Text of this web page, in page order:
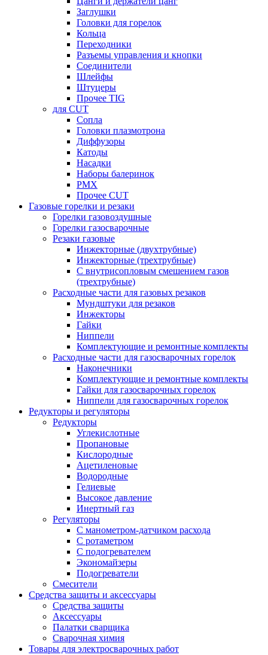
Заглушки
Головки для горелок
Кольца
Переходники
Разъемы управления и кнопки
Соединители
Шлейфы
Штуцеры
Прочее TIG
для CUT
Сопла
Головки плазмотрона
Диффузоры
Катоды
Насадки
Наборы балеринок
PMX
Прочее CUT
Газовые горелки и резаки
Горелки газовоздушные
Горелки газосварочные
Резаки газовые
Инжекторные (двухтрубные)
Инжекторные (трехтрубные)
С внутрисопловым смешением газов
(трехтрубные)
Расходные части для газовых резаков
Мундштуки для резаков
Инжекторы
Гайки
Ниппели
Комплектующие и ремонтные комплекты
Расходные части для газосварочных горелок
Наконечники
Комплектующие и ремонтные комплекты
Гайки для газосварочных горелок
Ниппели для газосварочных горелок
Редукторы и регуляторы
Редукторы
Углекислотные
Пропановые
Кислородные
Ацетиленовые
Водородные
Гелиевые
Высокое давление
Инертный газ
Регуляторы
С манометром-датчиком расхода
С ротаметром
С подогревателем
Экономайзеры
Подогреватели
Смесители
Средства защиты и аксессуары
Средства защиты
Аксессуары
Палатки сварщика
Сварочная химия
Товары для электросварочных работ